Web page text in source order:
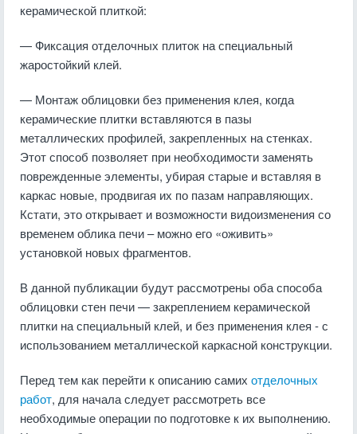
керамической плиткой:
— Фиксация отделочных плиток на специальный
жаростойкий клей.
— Монтаж облицовки без применения клея, когда
керамические плитки вставляются в пазы
металлических профилей, закрепленных на стенках.
Этот способ позволяет при необходимости заменять
поврежденные элементы, убирая старые и вставляя в
каркас новые, продвигая их по пазам направляющих.
Кстати, это открывает и возможности видоизменения со
временем облика печи – можно его «оживить»
установкой новых фрагментов.
В данной публикации будут рассмотрены оба способа
облицовки стен печи — закреплением керамической
плитки на специальный клей, и без применения клея - с
использованием металлической каркасной конструкции.
Перед тем как перейти к описанию самих отделочных
работ, для начала следует рассмотреть все
необходимые операции по подготовке к их выполнению.